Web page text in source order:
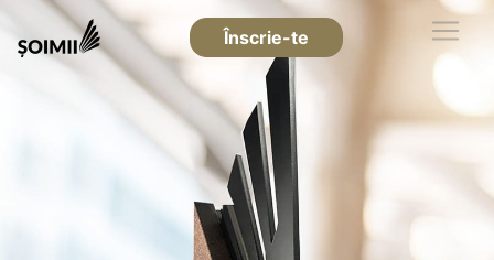
Înscrie-te